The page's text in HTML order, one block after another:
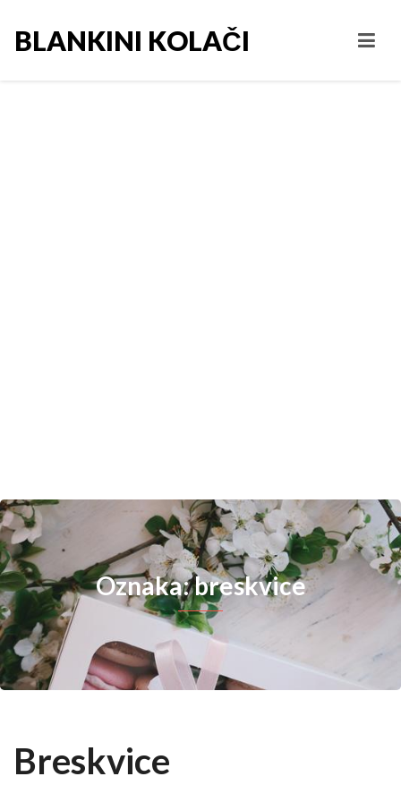
BLANKINI KOLAČI
Oznaka: breskvice
Breskvice